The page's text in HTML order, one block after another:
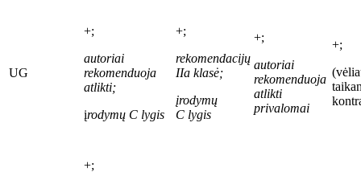
UG
+;
autoriai
rekomenduoja
atlikti;
įrodymų C lygis
+;
rekomendacijų
IIa klasė;
įrodymų
C lygis
+;
autoriai
rekomenduoja
atlikti
privalomai
+;
+;